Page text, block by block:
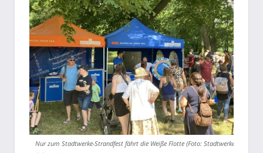
Nur zum Stadtwerke-Strandfest fährt die Weiße Flotte (Foto: Stadtwerke